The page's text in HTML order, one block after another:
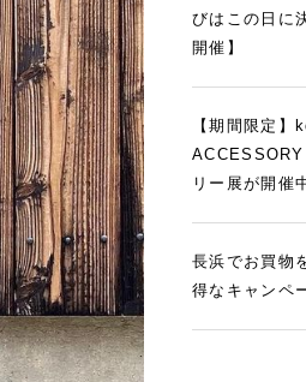
びはこの日に
開催】
【期間限定
リー展が開催
長浜でお買物
得なキャンペ